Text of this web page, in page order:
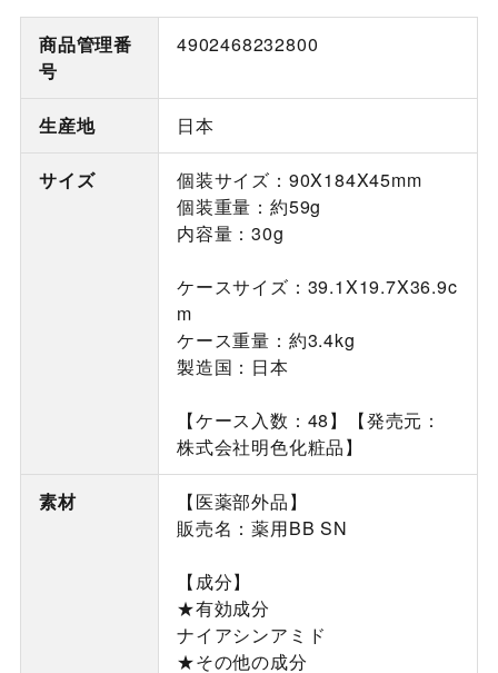
商品管理番
号
4902468232800
生産地 日本
サイズ
個装サイズ：90X184X45mm
個装重量：約59g
内容量：30g
ケースサイズ：39.1X19.7X36.9c
m
ケース重量：約3.4kg
製造国：日本
【ケース入数：48】【発売元：
株式会社明色化粧品】
素材
【医薬部外品】
販売名：薬用BB SN
【成分】
★有効成分
ナイアシンアミド
★その他の成分